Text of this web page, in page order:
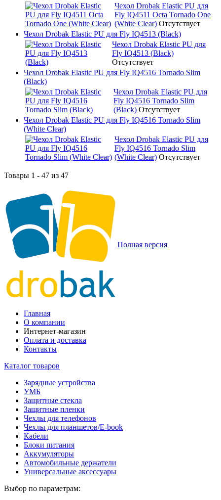
Чехол Drobak Elastic PU для
Fly IQ4511 Octa Tornado One
(White Clear) Отсутствует
Чехол Drobak Elastic PU для Fly IQ4513 (Black)
Чехол Drobak Elastic PU для
Fly IQ4513 (Black)
Отсутствует
Чехол Drobak Elastic PU для Fly IQ4516 Tornado Slim
(Black)
Чехол Drobak Elastic PU для
Fly IQ4516 Tornado Slim
(Black) Отсутствует
Чехол Drobak Elastic PU для Fly IQ4516 Tornado Slim
(White Clear)
Чехол Drobak Elastic PU для
Fly IQ4516 Tornado Slim
(White Clear) Отсутствует
Товары 1 - 47 из 47
Полная версия
Главная
О компании
Интернет-магазин
Оплата и доставка
Контакты
Каталог товаров
Зарядные устройства
УМБ
Защитные стекла
Защитные пленки
Чехлы для телефонов
Чехлы для планшетов/E-book
Кабели
Блоки питания
Аккумуляторы
Автомобильные держатели
Универсальные аксессуары
Выбор по параметрам: